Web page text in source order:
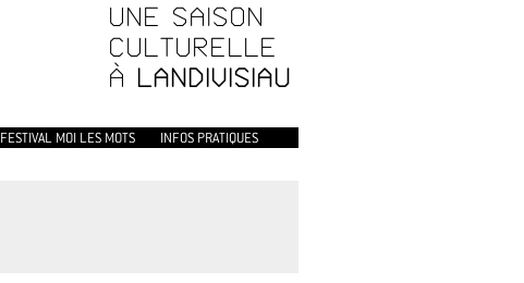
UNE SAISON
CULTURELLE
À LANDIVISIAU
FESTIVAL MOI LES MOTS INFOS PRATIQUES